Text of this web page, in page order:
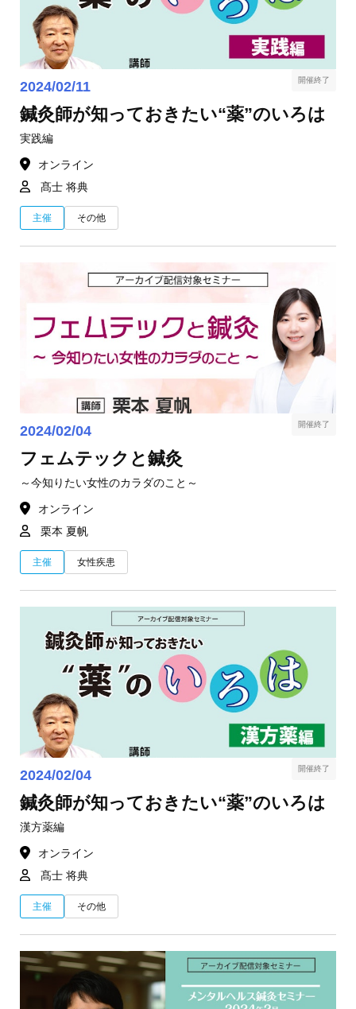
2024/02/11
鍼灸師が知っておきたい“薬”のいろは
実践編
オンライン
髙士 将典
主催 その他
開催終了
2024/02/04
フェムテックと鍼灸
～今知りたい女性のカラダのこと～
オンライン
栗本 夏帆
主催 女性疾患
開催終了
2024/02/04
鍼灸師が知っておきたい“薬”のいろは
漢方薬編
オンライン
髙士 将典
主催 その他
開催終了